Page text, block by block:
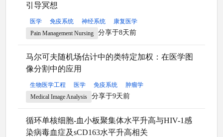
引导冥想
医学 免疫系统 神经系统
康复医学
Pain Management Nursing
分享于8天前
马尔可夫随机场估计中的类特定加权：在医学图
像分割中的应用
生物医学工程 医学 免疫系统
肿瘤学
Medical Image Analysis
分享于9天前
循环单核细胞-血小板聚集体水平升高与HIV-1感
染病毒血症及sCD163水平升高相关